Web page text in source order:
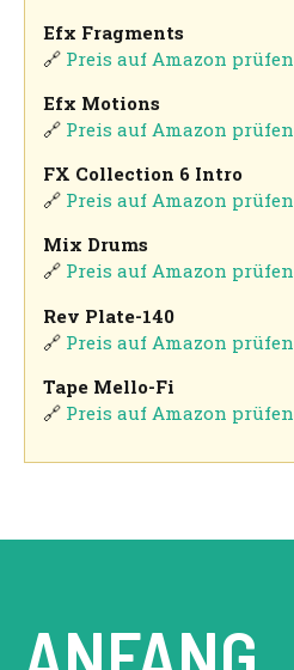
Efx Fragments
🔗 Preis auf Amazon prüfen
Efx Motions
🔗 Preis auf Amazon prüfen
FX Collection 6 Intro
🔗 Preis auf Amazon prüfen
Mix Drums
🔗 Preis auf Amazon prüfen
Rev Plate-140
🔗 Preis auf Amazon prüfen
Tape Mello-Fi
🔗 Preis auf Amazon prüfen